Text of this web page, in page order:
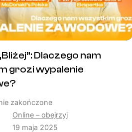
Dlaczego nam
grozi wypalenie
zakończone
Online – obejrzyj
19 maja 2025